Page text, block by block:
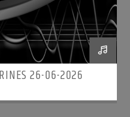
26-06-2026